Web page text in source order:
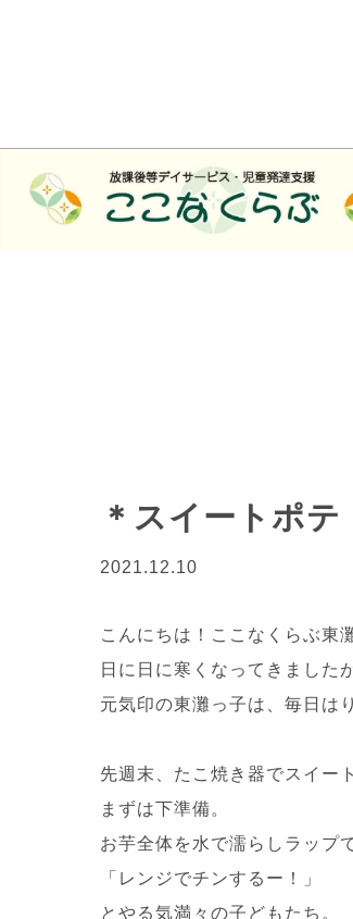
＊スイートポテ
2021.12.10
こんにちは！ここなくらぶ東
日に日に寒くなってきました
元気印の東灘っ子は、毎日は
先週末、たこ焼き器でスイー
まずは下準備。
お芋全体を水で濡らしラップ
「レンジでチンするー！」
とやる気満々の子どもたち。